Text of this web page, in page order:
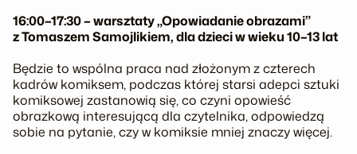
16:00–17:30 – warsztaty „Opowiadanie obrazami”
z Tomaszem Samojlikiem, dla dzieci w wieku 10–13 lat
Będzie to wspólna praca nad złożonym z czterech
kadrów komiksem, podczas której starsi adepci sztuki
komiksowej zastanowią się, co czyni opowieść
obrazkową interesującą dla czytelnika, odpowiedzą
sobie na pytanie, czy w komiksie mniej znaczy więcej.